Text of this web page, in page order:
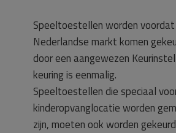
Speeltoestellen worden
Nederlandse markt komen
door een aangewezen
keuring is eenmalig.
Speeltoestellen die speciaal
kinderopvanglocatie worden
zijn, moeten ook worden